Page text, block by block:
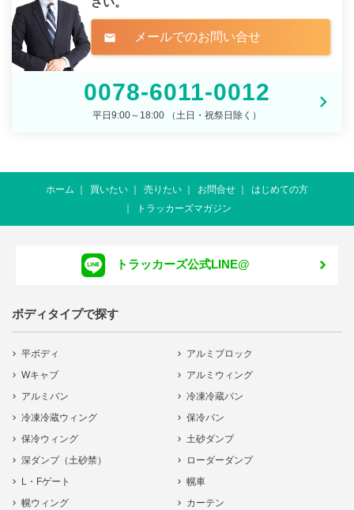
mail メールでのお問い合せ
0078-6011-0012
平日9:00～18:00 （土日・祝祭日除く）
ホーム 買いたい 売りたい お問合せ
はじめての方
トラッカーズマガジン
トラッカーズ公式LINE@
ボディタイプで探す
平ボディ
アルミブロック
Wキャブ
アルミウィング
アルミバン
冷凍冷蔵バン
冷凍冷蔵ウィング
保冷バン
保冷ウィング
土砂ダンプ
深ダンプ（土砂禁）
ローダーダンプ
L・Fゲート
幌車
幌ウィング
カーテン